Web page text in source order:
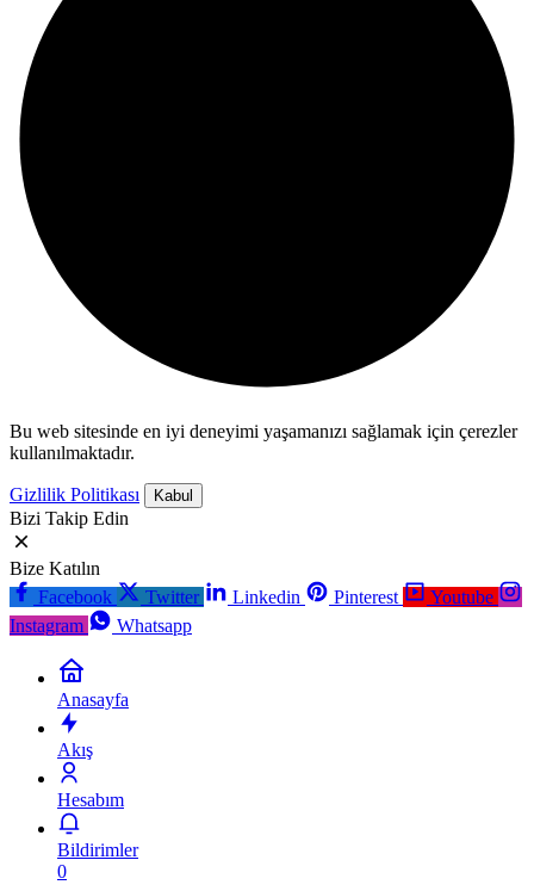
Bu web sitesinde en iyi deneyimi yaşamanızı sağlamak için çerezler
kullanılmaktadır.
Gizlilik Politikası Kabul
Bizi Takip Edin
Bize Katılın
Facebook
Twitter Linkedin Pinterest
Youtube
Instagram
Whatsapp
Anasayfa
Akış
Hesabım
Bildirimler
0